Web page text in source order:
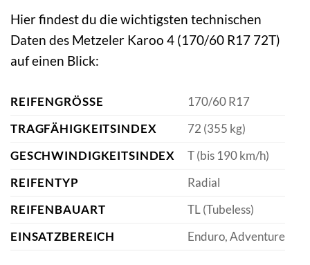
Hier findest du die wichtigsten technischen
Daten des Metzeler Karoo 4 (170/60 R17 72T)
auf einen Blick:
REIFENGRÖSSE
170/60 R17
TRAGFÄHIGKEITSINDEX
72 (355 kg)
GESCHWINDIGKEITSINDEX
T (bis 190 km/h)
REIFENTYP
Radial
REIFENBAUART
TL (Tubeless)
EINSATZBEREICH
Enduro, Adventure